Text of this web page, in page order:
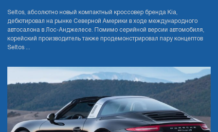
Seltos, абсолютно новый компактный кроссовер бренда Kia,
дебютировал на рынке Северной Америки в ходе международного
автосалона в Лос-Анджелесе. Помимо серийной версии автомобиля,
корейский производитель также продемонстрировал пару концептов
Seltos ...